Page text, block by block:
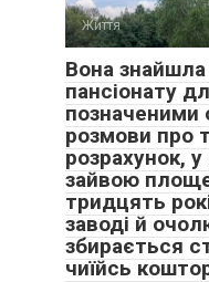
Життя
Вона
пансіонату
позначеними
розмови про
розрахунок,
зайвою
тридцять
заводі й
збирається
чиїйсь